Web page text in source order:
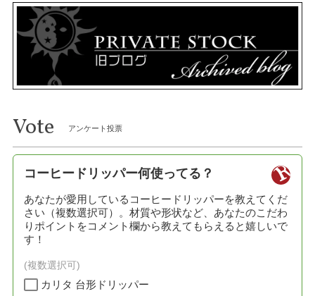
Vote アンケート投票